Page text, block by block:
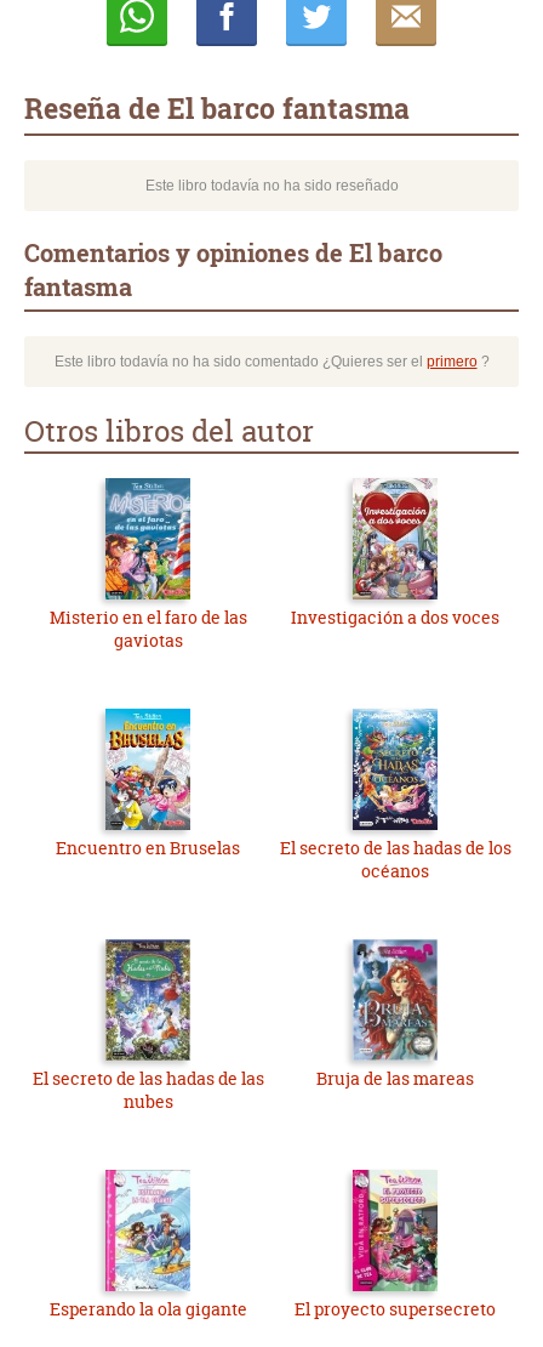
Reseña de El barco fantasma
Este libro todavía no ha sido reseñado
Comentarios y opiniones de El barco
fantasma
Este libro todavía no ha sido comentado ¿Quieres ser el primero?
Otros libros del autor
Misterio en el faro de las
gaviotas
Investigación a dos voces
Encuentro en Bruselas
El secreto de las hadas de los
océanos
El secreto de las hadas de las
nubes
Bruja de las mareas
Esperando la ola gigante El proyecto supersecreto